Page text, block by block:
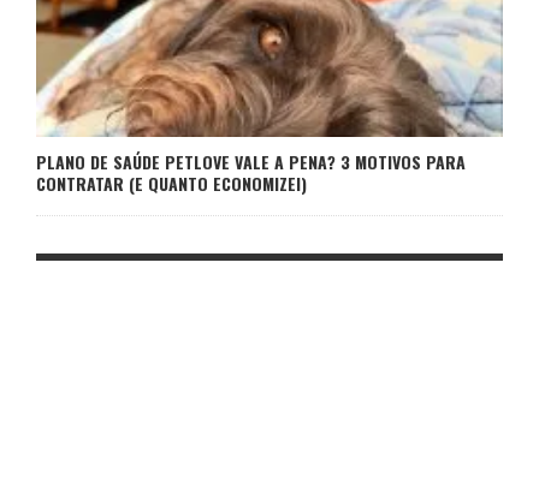
PLANO DE SAÚDE PETLOVE VALE A PENA? 3 MOTIVOS PARA
CONTRATAR (E QUANTO ECONOMIZEI)